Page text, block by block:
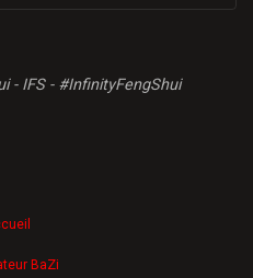
- IFS - #InfinityFengShui
BaZi